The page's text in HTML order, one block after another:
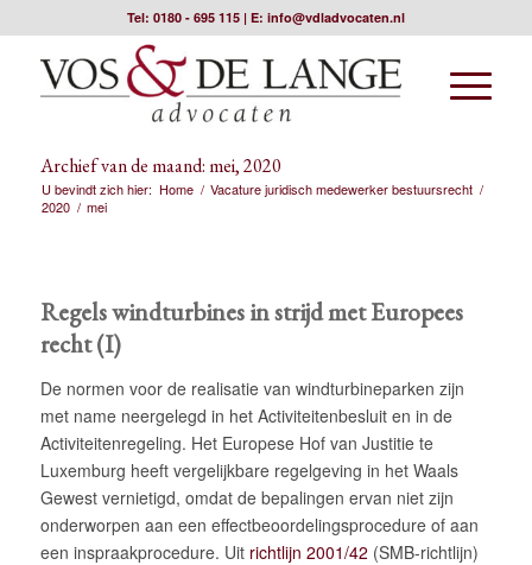
Tel: 0180 - 695 115| E: info@vdladvocaten.nl
Archief van de maand: mei, 2020
U bevindt zich hier: Home / Vacature juridisch medewerker bestuursrecht /
2020 / mei
Regels windturbines in strijd met Europees
recht (I)
De normen voor de realisatie van windturbineparken zijn
met name neergelegd in het Activiteitenbesluit en in de
Activiteitenregeling. Het Europese Hof van Justitie te
Luxemburg heeft vergelijkbare regelgeving in het Waals
Gewest vernietigd, omdat de bepalingen ervan niet zijn
onderworpen aan een effectbeoordelingsprocedure of aan
een inspraakprocedure. Uit richtlijn 2001/42 (SMB-richtlijn)